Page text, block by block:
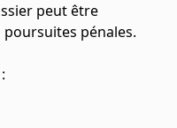
peut être
pénales.